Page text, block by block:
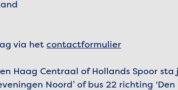
via hetcontactformulier
Haag Centraal of Hollands Spoor
Noord’ of bus 22 richting